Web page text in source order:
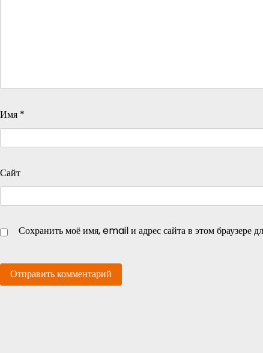
Имя *
Сайт
Сохранить моё имя, email и адрес сайта в этом браузере